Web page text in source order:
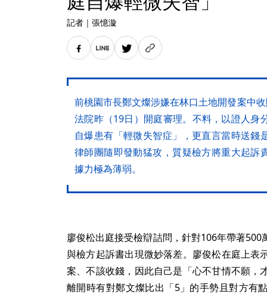
記者 ｜ 張憶漩
前桃園市長鄭文燦涉嫌在林口土地開發案中
法院昨（19日）開庭審理。不料，以證人身
自爆患有「輕微失智症」，更直言當時送錢
律師團隨即發動猛攻，質疑檢方將重大起訴
據力極為薄弱。
廖俊松出庭接受檢辯詰問，針對106年帶著
與檢方起訴書出現微妙落差。廖俊松在庭上表
案、不該收錢，因此自己是「心不甘情不願，
離開時有對鄭文燦比出「5」的手勢且對方有